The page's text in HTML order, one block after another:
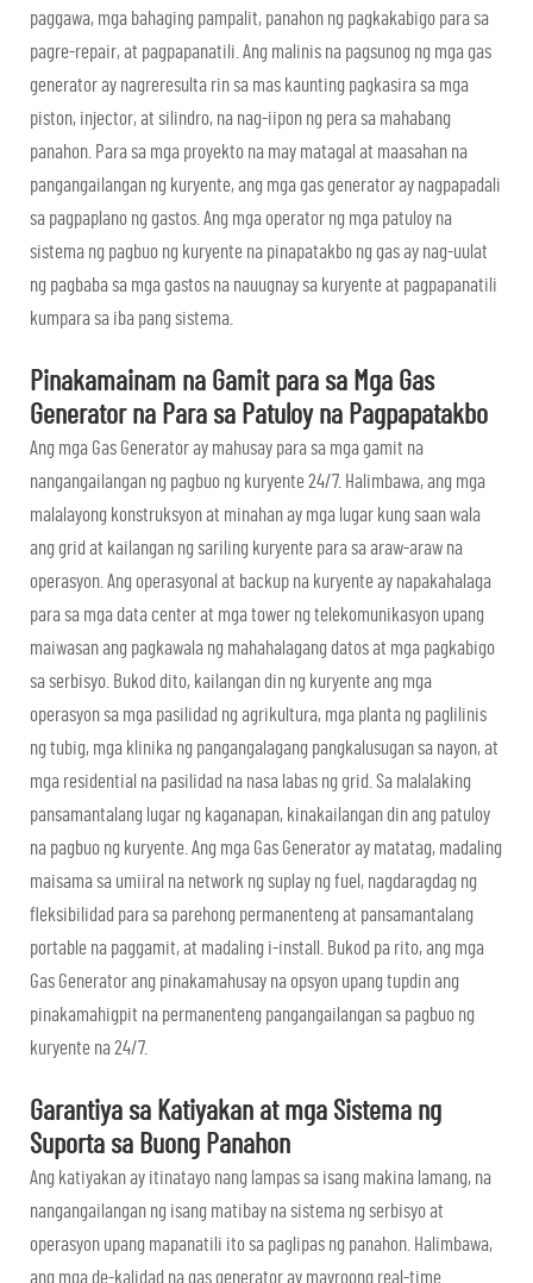
paggawa, mga bahaging pampalit, panahon ng pagkakabigo para sa
pagre-repair, at pagpapanatili. Ang malinis na pagsunog ng mga gas
generator ay nagreresulta rin sa mas kaunting pagkasira sa mga
piston, injector, at silindro, na nag-iipon ng pera sa mahabang
panahon. Para sa mga proyekto na may matagal at maasahan na
pangangailangan ng kuryente, ang mga gas generator ay nagpapadali
sa pagpaplano ng gastos. Ang mga operator ng mga patuloy na
sistema ng pagbuo ng kuryente na pinapatakbo ng gas ay nag-uulat
ng pagbaba sa mga gastos na nauugnay sa kuryente at pagpapanatili
kumpara sa iba pang sistema.
Pinakamainam na Gamit para sa Mga Gas
Generator na Para sa Patuloy na Pagpapatakbo
Ang mga Gas Generator ay mahusay para sa mga gamit na
nangangailangan ng pagbuo ng kuryente 24/7. Halimbawa, ang mga
malalayong konstruksyon at minahan ay mga lugar kung saan wala
ang grid at kailangan ng sariling kuryente para sa araw-araw na
operasyon. Ang operasyonal at backup na kuryente ay napakahalaga
para sa mga data center at mga tower ng telekomunikasyon upang
maiwasan ang pagkawala ng mahahalagang datos at mga pagkabigo
sa serbisyo. Bukod dito, kailangan din ng kuryente ang mga
operasyon sa mga pasilidad ng agrikultura, mga planta ng paglilinis
ng tubig, mga klinika ng pangangalagang pangkalusugan sa nayon, at
mga residential na pasilidad na nasa labas ng grid. Sa malalaking
pansamantalang lugar ng kaganapan, kinakailangan din ang patuloy
na pagbuo ng kuryente. Ang mga Gas Generator ay matatag, madaling
maisama sa umiiral na network ng suplay ng fuel, nagdaragdag ng
fleksibilidad para sa parehong permanenteng at pansamantalang
portable na paggamit, at madaling i-install. Bukod pa rito, ang mga
Gas Generator ang pinakamahusay na opsyon upang tupdin ang
pinakamahigpit na permanenteng pangangailangan sa pagbuo ng
kuryente na 24/7.
Garantiya sa Katiyakan at mga Sistema ng
Suporta sa Buong Panahon
Ang katiyakan ay itinatayo nang lampas sa isang makina lamang, na
nangangailangan ng isang matibay na sistema ng serbisyo at
operasyon upang mapanatili ito sa paglipas ng panahon. Halimbawa,
ang mga de-kalidad na gas generator ay mayroong real-time